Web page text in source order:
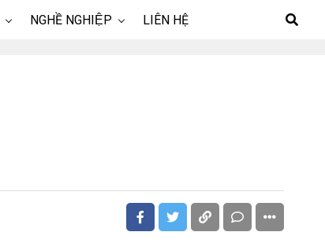
NGHỀ NGHIỆP LIÊN HỆ